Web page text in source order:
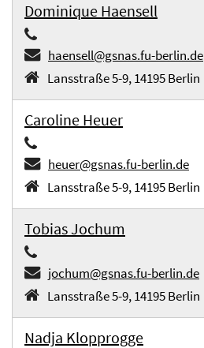
Dominique Haensell
haensell@gsnas.fu-berlin.de
Lansstraße 5-9, 14195 Berlin
Caroline Heuer
heuer@gsnas.fu-berlin.de
Lansstraße 5-9, 14195 Berlin
Tobias Jochum
jochum@gsnas.fu-berlin.de
Lansstraße 5-9, 14195 Berlin
Nadja Klopprogge